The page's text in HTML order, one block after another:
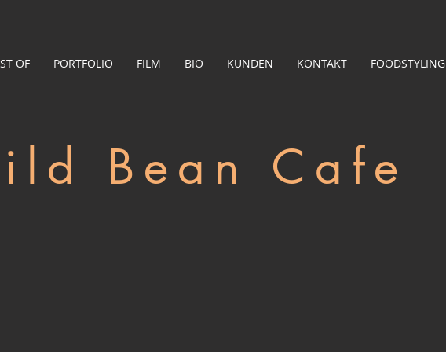
OF PORTFOLIO FILM BIO KUNDEN KONTAKT FOODSTYLING
Bean Cafe